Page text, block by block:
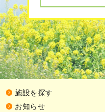
施設を探す
お知らせ